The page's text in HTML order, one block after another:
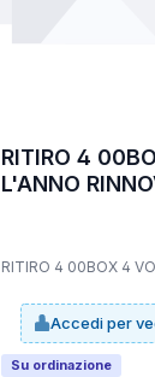
RITIRO 4
L'ANNO
RITIRO 4 00BOX 4
Accedi per
Su ordinazione